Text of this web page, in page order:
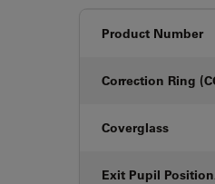
Product Number
Correction Ring
Coverglass
Exit Pupil